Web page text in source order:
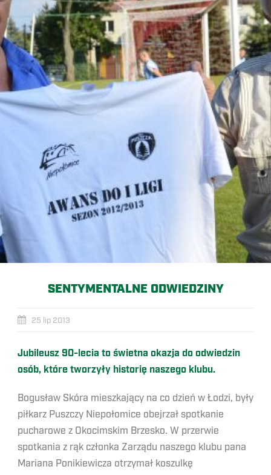
SENTYMENTALNE ODWIEDZINY
25 lip 2013
Jubileusz 90-lecia to świetna okazja do odwiedzin
osób, które tworzyły historię naszego klubu.
Bogusław Skóra mieszkający na co dzień w Łodzi, były
piłkarz Puszczy Niepołomice obejrzał spotkanie
pucharowe z Okocimskim Brzesko. W przerwie
spotkania z rąk członka Zarządu naszego klubu pana
Mariana Ponikiewicza otrzymał koszulkę